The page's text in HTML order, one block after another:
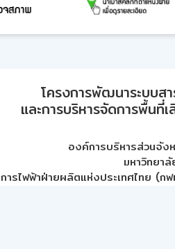
โครงการพัฒนาระบบส
และการบริหารจัดการพื้นที่
องค์การบริหารส่วนจัง
มหาวิทยา
การไฟฟ้าฝ่ายผลิตแห่งประเทศไทย (กฟ